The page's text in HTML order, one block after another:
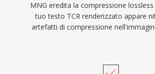
MNG eredita la compressione
tuo testo TCR renderizzato appare
artefatti di compressione